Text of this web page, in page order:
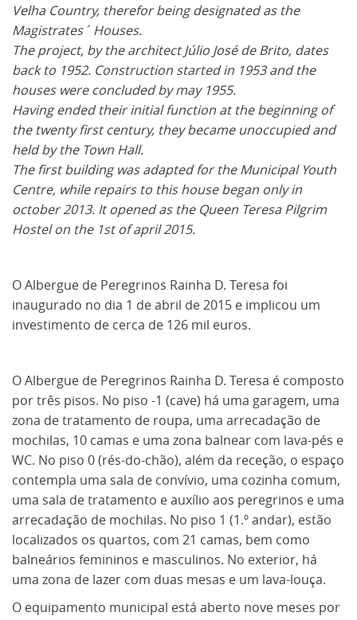
Velha Country, therefor being designated as the
Magistrates´ Houses.
The project, by the architect Júlio José de Brito, dates
back to 1952. Construction started in 1953 and the
houses were concluded by may 1955.
Having ended their initial function at the beginning of
the twenty first century, they became unoccupied and
held by the Town Hall.
The first building was adapted for the Municipal Youth
Centre, while repairs to this house began only in
october 2013. It opened as the Queen Teresa Pilgrim
Hostel on the 1st of april 2015.
O Albergue de Peregrinos Rainha D. Teresa foi
inaugurado no dia 1 de abril de 2015 e implicou um
investimento de cerca de 126 mil euros.
O Albergue de Peregrinos Rainha D. Teresa é composto
por três pisos. No piso -1 (cave) há uma garagem, uma
zona de tratamento de roupa, uma arrecadação de
mochilas, 10 camas e uma zona balnear com lava-pés e
WC. No piso 0 (rés-do-chão), além da receção, o espaço
contempla uma sala de convívio, uma cozinha comum,
uma sala de tratamento e auxílio aos peregrinos e uma
arrecadação de mochilas. No piso 1 (1.º andar), estão
localizados os quartos, com 21 camas, bem como
balneários femininos e masculinos. No exterior, há
uma zona de lazer com duas mesas e um lava-louça.
O equipamento municipal está aberto nove meses por